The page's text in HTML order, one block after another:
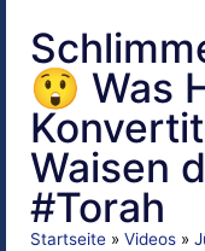
😲 Was
Waisen
#Torah
Startseite » Videos »